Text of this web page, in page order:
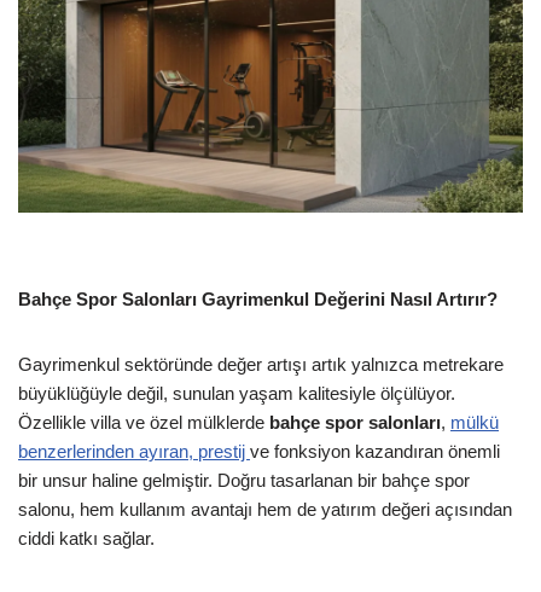
Bahçe Spor Salonları Gayrimenkul Değerini Nasıl Artırır?
Gayrimenkul sektöründe değer artışı artık yalnızca metrekare
büyüklüğüyle değil, sunulan yaşam kalitesiyle ölçülüyor.
Özellikle villa ve özel mülklerde bahçe spor salonları, mülkü
benzerlerinden ayıran, prestij ve fonksiyon kazandıran önemli
bir unsur haline gelmiştir. Doğru tasarlanan bir bahçe spor
salonu, hem kullanım avantajı hem de yatırım değeri açısından
ciddi katkı sağlar.